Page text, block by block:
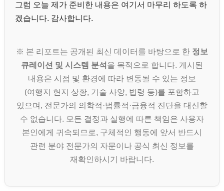
그럼 오늘 제가 준비한 내용은 여기서 마무리 하도록 하
겠습니다. 감사합니다.
※ 본 리포트는 공개된 최신 데이터를 바탕으로 한 정보
큐레이션 및 시스템 분석 을 목적으로 합니다. 게시된
내용은 시점 및 환경에 따라 변동될 수 있는 정보
(여행지 현지 상황, 기술 사양, 법령 등)를 포함하고
있으며, 전문가의 의학적·법률적·금융적 진단을 대신할
수 없습니다. 모든 결정과 실행에 따른 책임은 사용자
본인에게 귀속되므로, 구체적인 행동에 앞서 반드시
관련 분야 전문가의 자문이나 공식 최신 정보를
재확인하시기 바랍니다.